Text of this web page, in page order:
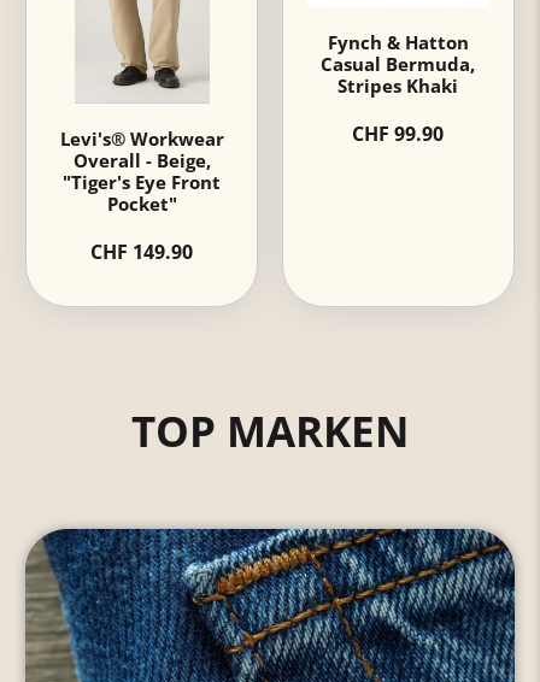
Levi's® Workwear
Overall - Beige,
"Tiger's Eye Front
Pocket"
CHF 149.90
Fynch & Hatton
Casual Bermuda,
Stripes Khaki
CHF 99.90
TOP MARKEN